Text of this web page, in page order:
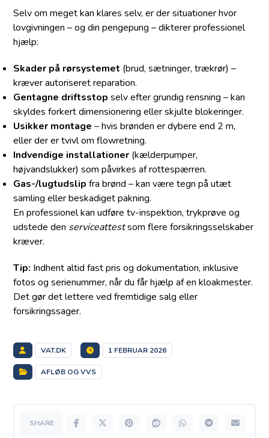
Selv om meget kan klares selv, er der situationer hvor
lovgivningen – og din pengepung – dikterer professionel
hjælp:
Skader på rørsystemet (brud, sætninger, trækrør) –
kræver autoriseret reparation.
Gentagne driftsstop selv efter grundig rensning – kan
skyldes forkert dimensionering eller skjulte blokeringer.
Usikker montage – hvis brønden er dybere end 2 m,
eller der er tvivl om flowretning.
Indvendige installationer (kælderpumper,
højvandslukker) som påvirkes af rottespærren.
Gas-/lugtudslip fra brønd – kan være tegn på utæt
samling eller beskadiget pakning.
En professionel kan udføre tv-inspektion, trykprøve og
udstede den serviceattestsom flere forsikringsselskaber
kræver.
Tip: Indhent altid fast pris og dokumentation, inklusive
fotos og serienummer, når du får hjælp af en kloakmester.
Det gør det lettere ved fremtidige salg eller
forsikringssager.
VAT.DK 1 FEBRUAR 2026
AFLØB OG VVS